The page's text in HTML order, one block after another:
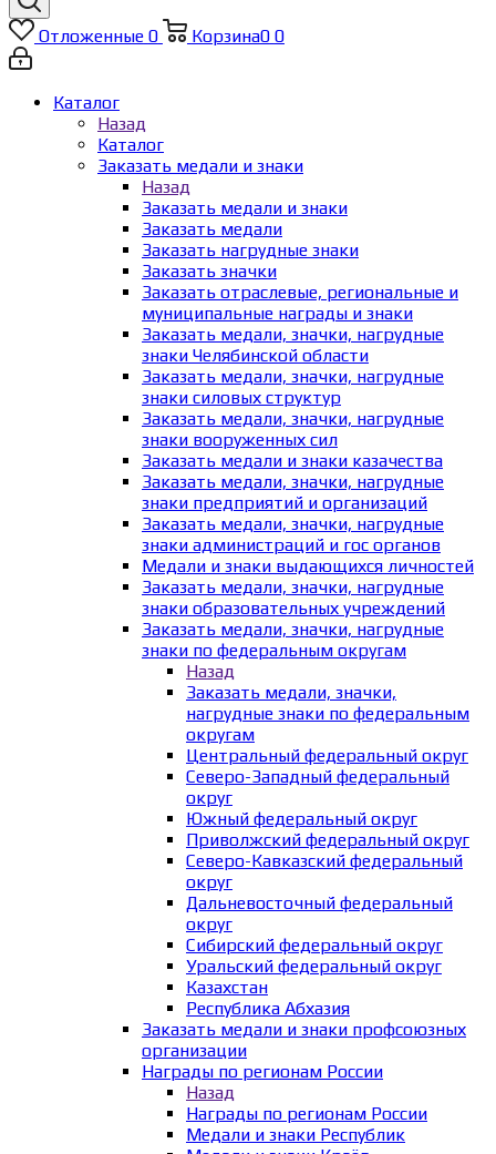
Отложенные 0 Корзина0 0
Каталог
Назад
Каталог
Заказать медали и знаки
Назад
Заказать медали и знаки
Заказать медали
Заказать нагрудные знаки
Заказать значки
Заказать отраслевые, региональные и
муниципальные награды и знаки
Заказать медали, значки, нагрудные
знаки Челябинской области
Заказать медали, значки, нагрудные
знаки силовых структур
Заказать медали, значки, нагрудные
знаки вооруженных сил
Заказать медали и знаки казачества
Заказать медали, значки, нагрудные
знаки предприятий и организаций
Заказать медали, значки, нагрудные
знаки администраций и гос органов
Медали и знаки выдающихся личностей
Заказать медали, значки, нагрудные
знаки образовательных учреждений
Заказать медали, значки, нагрудные
знаки по федеральным округам
Назад
Заказать медали, значки,
нагрудные знаки по федеральным
округам
Центральный федеральный округ
Северо-Западный федеральный
округ
Южный федеральный округ
Приволжский федеральный округ
Северо-Кавказский федеральный
округ
Дальневосточный федеральный
округ
Сибирский федеральный округ
Уральский федеральный округ
Казахстан
Республика Абхазия
Заказать медали и знаки профсоюзных
организации
Награды по регионам России
Назад
Награды по регионам России
Медали и знаки Республик